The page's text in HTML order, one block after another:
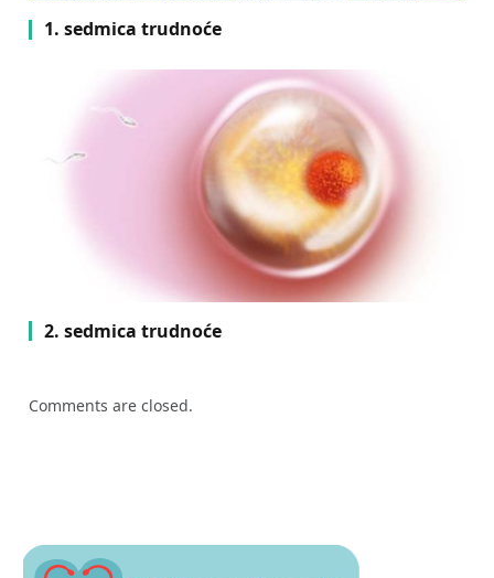
1. sedmica trudnoće
2. sedmica trudnoće
Comments are closed.